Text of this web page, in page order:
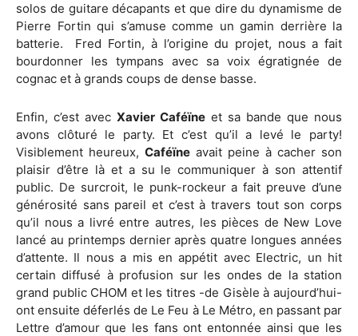
solos de guitare décapants et que dire du dynamisme de
Pierre Fortin qui s’amuse comme un gamin derrière la
batterie.
Fred Fortin, à l’origine du projet, nous a fait
bourdonner les tympans avec sa voix égratignée de
cognac et à grands coups de dense basse.
Enfin, c’est avec Xavier Caféïne et sa bande que nous
avons clôturé le party. Et c’est qu’il a levé le party!
Visiblement heureux, Caféïne avait peine à cacher son
plaisir d’être là et a su le communiquer à son attentif
public. De surcroit, le punk-rockeur a fait preuve d’une
générosité sans pareil et c’est à travers tout son corps
qu’il nous a livré entre autres, les pièces de New Love
lancé au printemps dernier après quatre longues années
d’attente. Il nous a mis en appétit avec Electric, un hit
certain diffusé à profusion sur les ondes de la station
grand public CHOM et les titres -de Gisèle à aujourd’hui-
ont ensuite déferlés de Le Feu à Le Métro, en passant par
Lettre d’amour que les fans ont entonnée ainsi que les